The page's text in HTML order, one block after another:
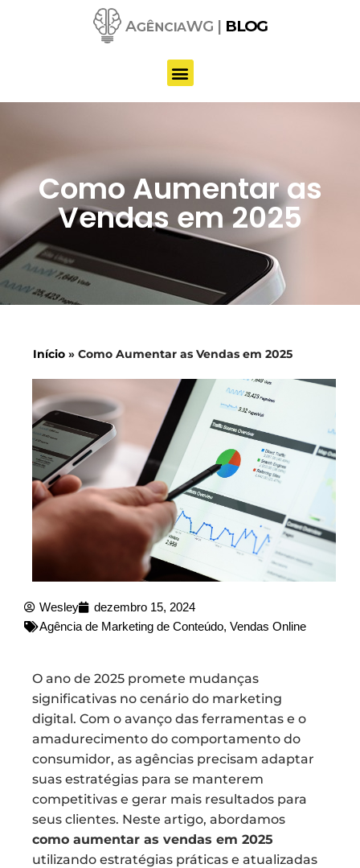
conteúdo
Como Aumentar as
Vendas em 2025
Início » Como Aumentar as Vendas em 2025
Wesley
dezembro 15, 2024
Agência de Marketing de Conteúdo, Vendas Online
O ano de 2025 promete mudanças
significativas no cenário do marketing
digital. Com o avanço das ferramentas e o
amadurecimento do comportamento do
consumidor, as agências precisam adaptar
suas estratégias para se manterem
competitivas e gerar mais resultados para
seus clientes. Neste artigo, abordamos
como aumentar as vendas em 2025
utilizando estratégias práticas e atualizadas